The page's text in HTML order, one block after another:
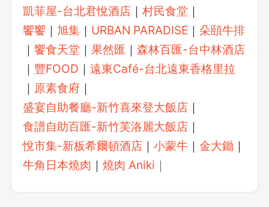
凱菲屋-台北君悅酒店 ｜村民食堂 ｜
饗饗 ｜ 旭集 ｜ URBAN PARADISE ｜ 朵頤牛排
｜饗食天堂 ｜果然匯 ｜森林百匯-台中林酒店
｜ 豐FOOD ｜遠東Café-台北遠東香格里拉
｜ 原素食府 ｜
盛宴自助餐廳-新竹喜來登大飯店 ｜
食譜自助百匯-新竹芙洛麗大飯店 ｜
悅市集-新板希爾頓酒店 ｜小蒙牛 ｜金大鋤 ｜
牛角日本燒肉 ｜燒肉 Aniki ｜